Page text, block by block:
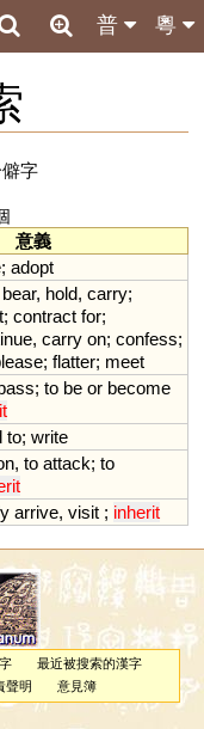
粵
普
字
意義
; adopt
bear, hold, carry;
; contract for;
, carry on; confess;
; flatter; meet
; to be or become
to; write
, to attack; to
arrive, visit ; inherit
最近被搜索的漢字
聲明 意見簿